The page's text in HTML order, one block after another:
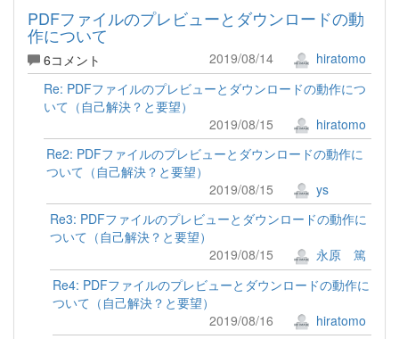
PDFファイルのプレビューとダウンロードの動
作について
6コメント 2019/08/14
hiratomo
Re: PDFファイルのプレビューとダウンロードの動作につ
いて（自己解決？と要望）
2019/08/15
hiratomo
Re2: PDFファイルのプレビューとダウンロードの動作に
ついて（自己解決？と要望）
2019/08/15
ys
Re3: PDFファイルのプレビューとダウンロードの動作に
ついて（自己解決？と要望）
2019/08/15
永原 篤
Re4: PDFファイルのプレビューとダウンロードの動作に
ついて（自己解決？と要望）
2019/08/16
hiratomo